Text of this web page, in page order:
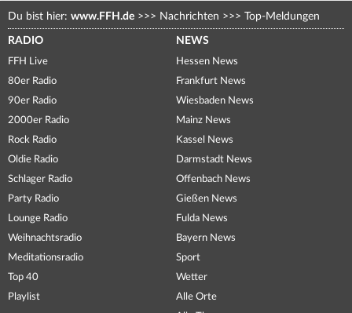
Du bist hier: www.FFH.de >>> Nachrichten >>> Top-Meldungen
RADIO
FFH Live
80er Radio
90er Radio
2000er Radio
Rock Radio
Oldie Radio
Schlager Radio
Party Radio
Lounge Radio
Weihnachtsradio
Meditationsradio
Top 40
Playlist
NEWS
Hessen News
Frankfurt News
Wiesbaden News
Mainz News
Kassel News
Darmstadt News
Offenbach News
Gießen News
Fulda News
Bayern News
Sport
Wetter
Alle Orte